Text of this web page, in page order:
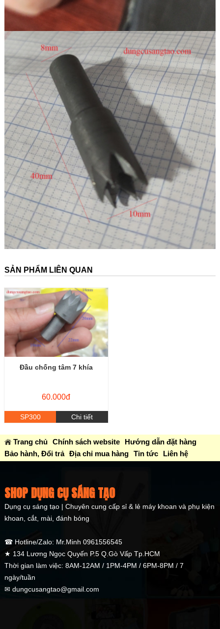
SẢN PHẨM LIÊN QUAN
Đầu chống tâm 7 khía
60.000đ
SP300 Chi tiết
Trang chủ Chính sách website
Hướng dẫn đặt hàng
Bảo hành, Đổi trả Địa chỉ mua hàng Tin tức Liên hệ
SHOP DỤNG CỤ SÁNG TẠO
Dụng cụ sáng tạo | Chuyên cung cấp sỉ & lẻ máy khoan và phụ kiện
khoan, cắt, mài, đánh bóng
☎ Hotline/Zalo: Mr.Minh 0961556545
★ 134 Lương Ngọc Quyến P.5 Q.Gò Vấp Tp.HCM
Thời gian làm việc: 8AM-12AM / 1PM-4PM / 6PM-8PM / 7
ngày/tuần
✉ dungcusangtao@gmail.com